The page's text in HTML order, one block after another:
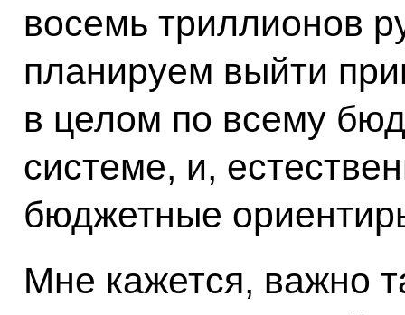
восемь триллионов
планируем выйти
в целом по всему
системе, и,
бюджетные
Мне кажется, важно